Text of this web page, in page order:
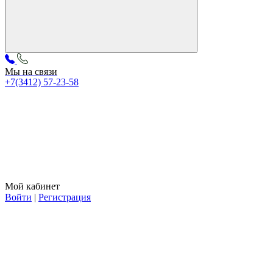
Мы на связи
+7(3412) 57-23-58
Мой кабинет
Войти | Регистрация